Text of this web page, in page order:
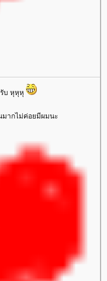
บ หุหุหุ
มากไม่ค่อยมีผมนะ